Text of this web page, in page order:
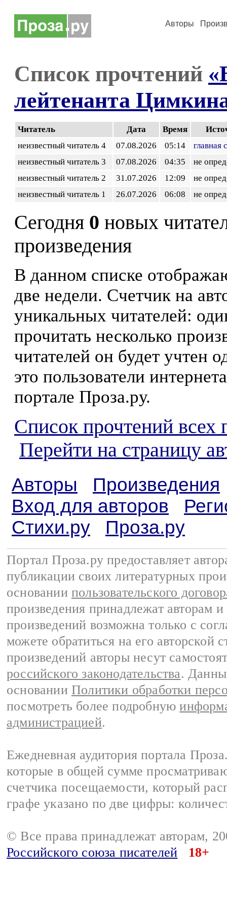
Авторы
Список прочтений
лейтенанта
Читатель Дата Время
неизвестный читатель 4
07.08.2026 05:14
главная
неизвестный читатель 3
07.08.2026 04:35
не
неизвестный читатель 2
31.07.2026 12:09
не
неизвестный читатель 1
26.07.2026 06:08 не
Сегодня 0 новых
произведения
В данном списке
две недели. Счетчик на
уникальных читателей:
прочитать несколько
читателей он будет учтен
это пользователи
портале Проза.ру.
Список прочтений всех
Перейти на страницу
Авторы
Произведения
Вход для авторов
Стихи.ру
Проза.ру
Портал Проза.ру предоставляет
публикации своих литературных
основании пользовательского
произведения принадлежат авторам
произведений возможна только с
можете обратиться на его авторской
произведений авторы несут
российского законодательства.
основании Политики обработки
посмотреть более подробную
администрацией.
Ежедневная аудитория портала
которые в общей сумме
счетчика посещаемости, который
графе указано по две цифры:
© Все права принадлежат авторам,
Российского союза писателей
18+